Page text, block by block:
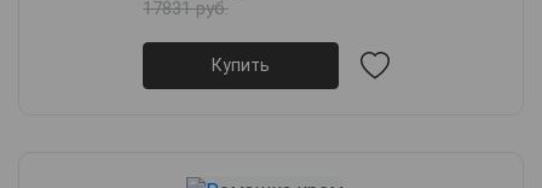
17831 руб.
Купить